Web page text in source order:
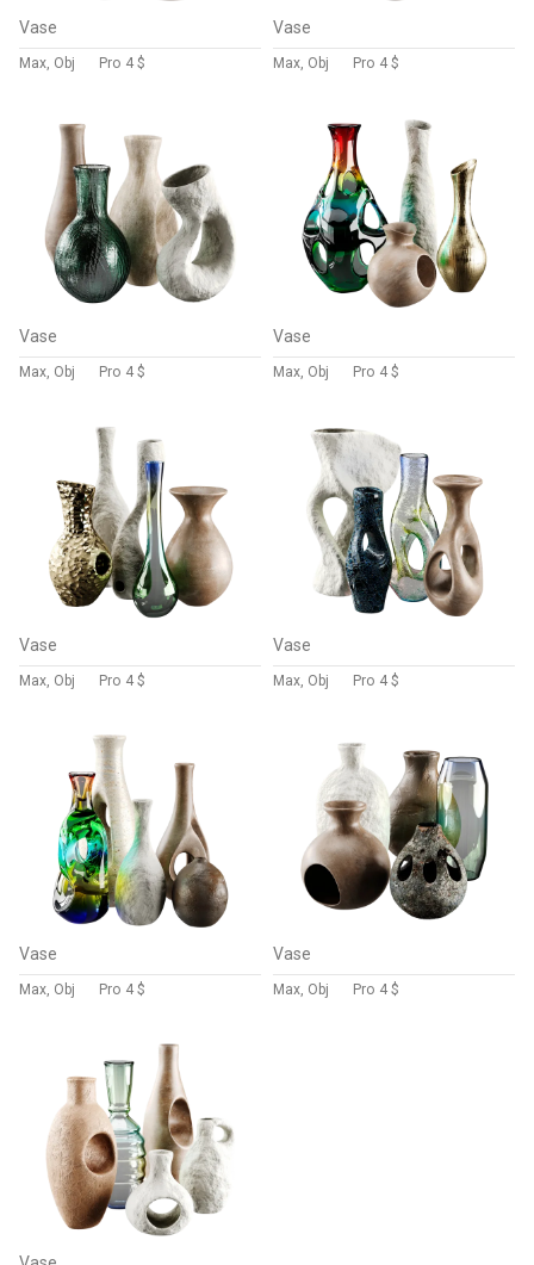
Vase
Max, Obj Pro 4 $
Vase
Max, Obj Pro 4 $
Vase
Max, Obj Pro 4 $
Vase
Max, Obj Pro 4 $
Vase
Max, Obj Pro 4 $
Vase
Max, Obj Pro 4 $
Vase
Max, Obj Pro 4 $
Vase
Max, Obj Pro 4 $